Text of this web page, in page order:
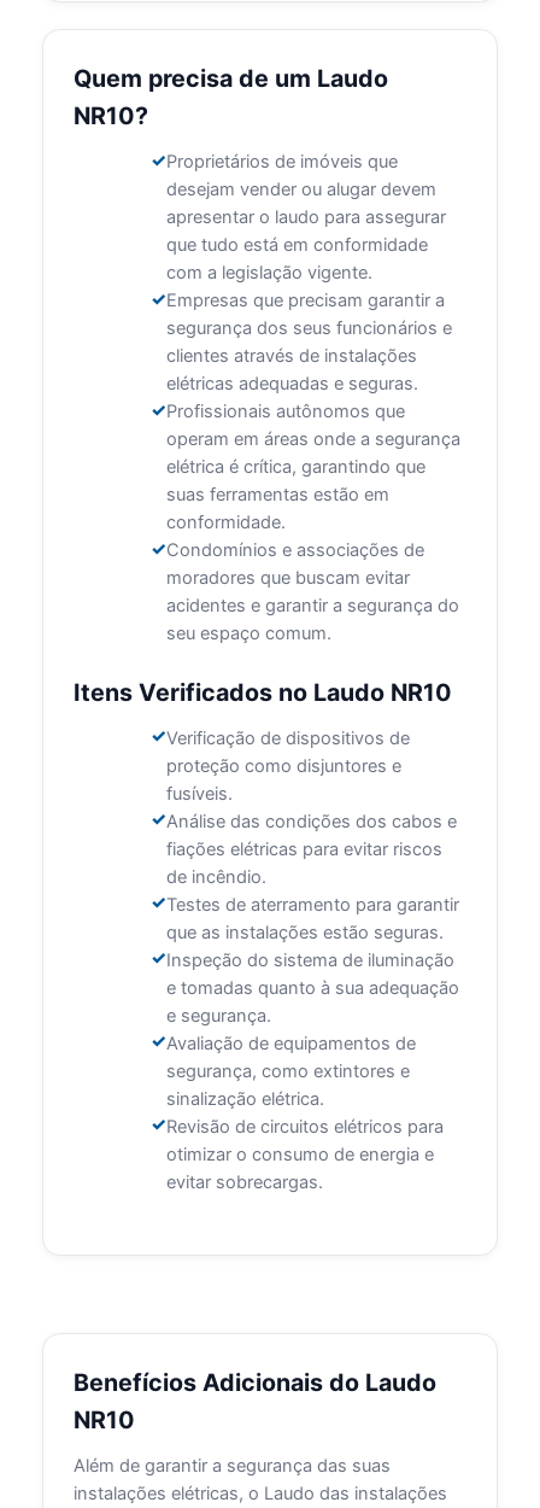
Quem precisa de um Laudo
NR10?
Proprietários de imóveis que
desejam vender ou alugar devem
apresentar o laudo para assegurar
que tudo está em conformidade
com a legislação vigente.
Empresas que precisam garantir a
segurança dos seus funcionários e
clientes através de instalações
elétricas adequadas e seguras.
Profissionais autônomos que
operam em áreas onde a segurança
elétrica é crítica, garantindo que
suas ferramentas estão em
conformidade.
Condomínios e associações de
moradores que buscam evitar
acidentes e garantir a segurança do
seu espaço comum.
Itens Verificados no Laudo NR10
Verificação de dispositivos de
proteção como disjuntores e
fusíveis.
Análise das condições dos cabos e
fiações elétricas para evitar riscos
de incêndio.
Testes de aterramento para garantir
que as instalações estão seguras.
Inspeção do sistema de iluminação
e tomadas quanto à sua adequação
e segurança.
Avaliação de equipamentos de
segurança, como extintores e
sinalização elétrica.
Revisão de circuitos elétricos para
otimizar o consumo de energia e
evitar sobrecargas.
Benefícios Adicionais do Laudo
NR10
Além de garantir a segurança das suas
instalações elétricas, o Laudo das instalações